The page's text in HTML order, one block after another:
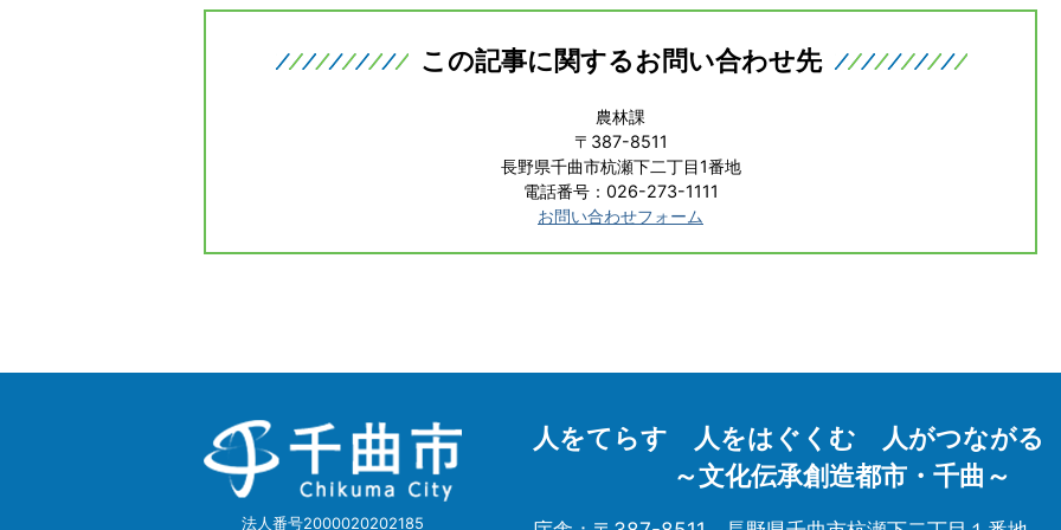
この記事に関するお問い合わせ先
農林課
〒387-8511
長野県千曲市杭瀬下二丁目1番地
電話番号：026-273-1111
お問い合わせフォーム
千
曲
市
Chikuma
法人番号2000020202185
人をてらす 人をはぐくむ 人がつながる
～文化伝承創造都市・千曲～